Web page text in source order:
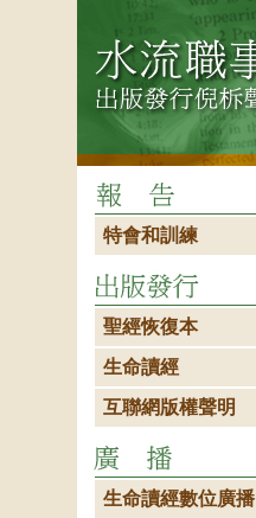
特會和訓練
聖經恢復本
生命讀經
互聯網版權聲明
生命讀經數位廣播